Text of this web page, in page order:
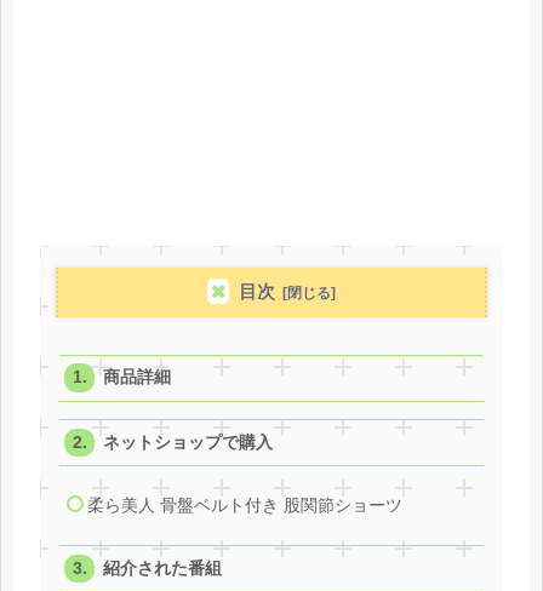
目次
商品詳細
ネットショップで購入
柔ら美人 骨盤ベルト付き 股関節ショーツ
紹介された番組